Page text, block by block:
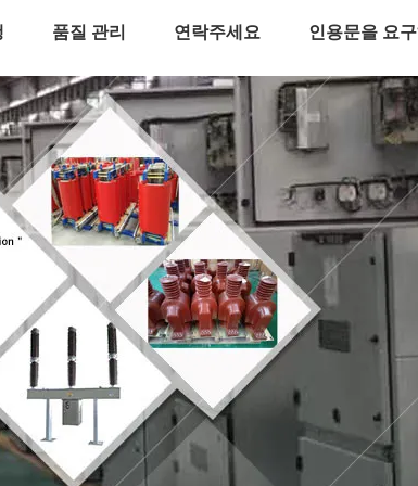
품질 관리 연락주세요 인용문을 요